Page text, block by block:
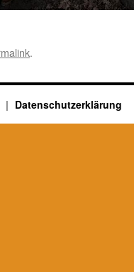
.
Datenschutzerklärung